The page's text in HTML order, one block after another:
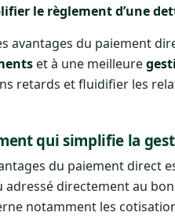
le règlement d’une
avantages du paiement
et à une meilleure
retards et fluidifier les
qui simplifie la
du paiement direct
directement au
notamment les